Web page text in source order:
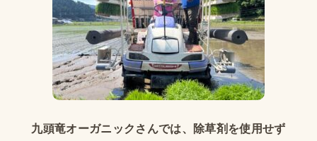
九頭竜オーガニックさんでは、除草剤を使用せず